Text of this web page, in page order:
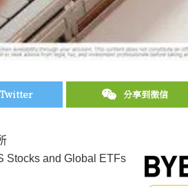
分享到微信
Stocks and Global ETFs